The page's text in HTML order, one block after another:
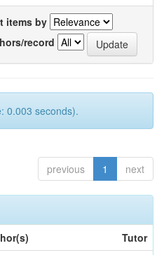
items by
record
0.003 seconds).
previous 1 next
Tutor